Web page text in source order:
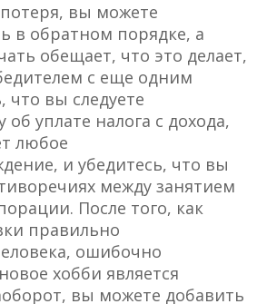
вы можете
в обратном порядке, а
обещает, что это делает,
с еще одним
что вы следуете
об уплате налога с дохода,
любое
и убедитесь, что вы
между занятием
После того, как
правильно
ошибочно
хобби является
вы можете добавить